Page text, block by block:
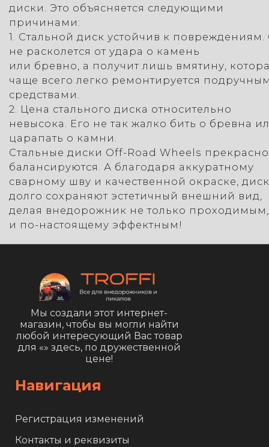
диски. Это объясняется следующими
причинами:
1. Стальной диск устойчив к
не расколется от удара о камень
или бревно, а получит лишь вмятину,
чаще всего легко ремонтируется
средствами.
2. Цена стального диска относительно
невысока. Его не так жалко бить о бревна
царапать о камни.
Стальные диски Off-Road Wheels прекрасно
балансируются. А благодаря аккуратному
сварному шву и качественной окраске,
долго сохраняют эстетичный внешний вид,
делая внедорожник не только
и по-настоящему эффектным!
Мы создали этот интернет-
магазин, чтобы вы могли найти
любой интересующий Вас товар
для «» здесь, по дружественной
цене!
Навигация
Регистрация изменений
Контакты и реквизиты